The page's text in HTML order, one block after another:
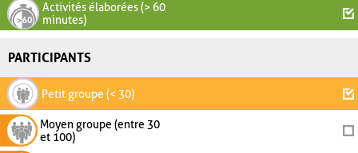
Activités élaborées (> 60
minutes)
PARTICIPANTS
Petit groupe (< 30)
Moyen groupe (entre 30
et 100)